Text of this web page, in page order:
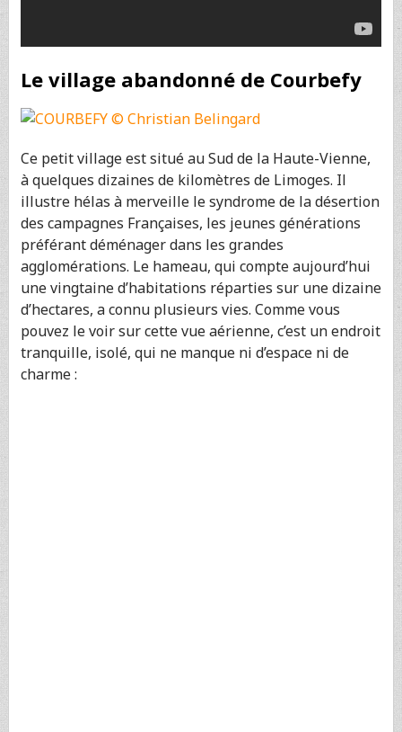
Le village abandonné de Courbefy
Ce petit village est situé au Sud de la Haute-Vienne,
à quelques dizaines de kilomètres de Limoges. Il
illustre hélas à merveille le syndrome de la désertion
des campagnes Françaises, les jeunes générations
préférant déménager dans les grandes
agglomérations. Le hameau, qui compte aujourd’hui
une vingtaine d’habitations réparties sur une dizaine
d’hectares, a connu plusieurs vies. Comme vous
pouvez le voir sur cette vue aérienne, c’est un endroit
tranquille, isolé, qui ne manque ni d’espace ni de
charme :